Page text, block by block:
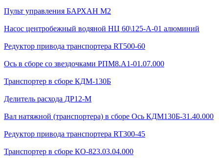
Пульт управления БАРХАН М2
Насос центробежный водяной НЦ 60\125-А-01 алюминий
Редуктор привода транспортера RT500-60
Ось в сборе со звездочками РПМ8.А1-01.07.000
Транспортер в сборе КДМ-130Б
Делитель расхода ДР12-М
Вал натяжной (транспортера) в сборе Ось КДМ130Б-31.40.000
Редуктор привода транспортера RT300-45
Транспортер в сборе КО-823.03.04.000